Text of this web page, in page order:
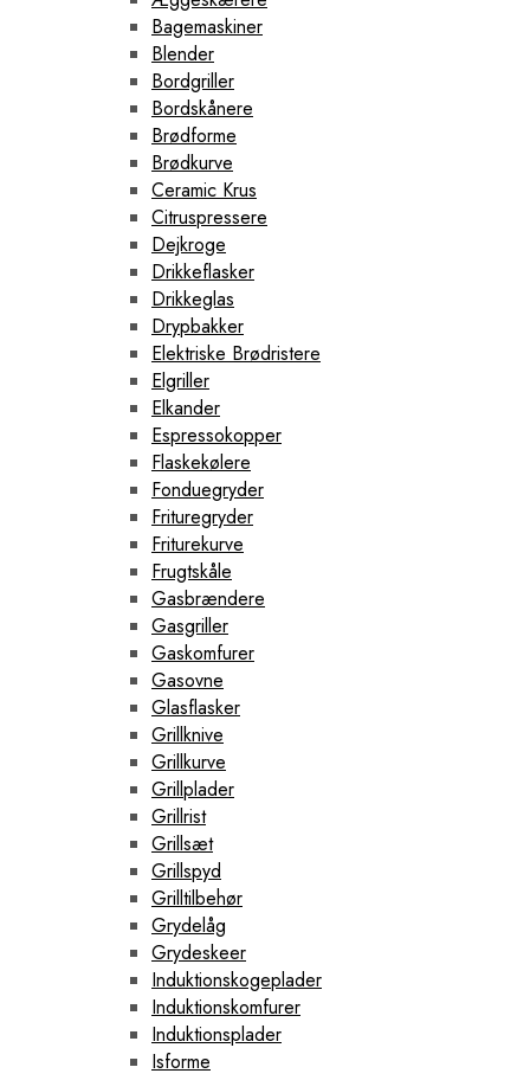
Bagemaskiner
Blender
Bordgriller
Bordskånere
Brødforme
Brødkurve
Ceramic Krus
Citruspressere
Dejkroge
Drikkeflasker
Drikkeglas
Drypbakker
Elektriske Brødristere
Elgriller
Elkander
Espressokopper
Flaskekølere
Fonduegryder
Frituregryder
Friturekurve
Frugtskåle
Gasbrændere
Gasgriller
Gaskomfurer
Gasovne
Glasflasker
Grillknive
Grillkurve
Grillplader
Grillrist
Grillsæt
Grillspyd
Grilltilbehør
Grydelåg
Grydeskeer
Induktionskogeplader
Induktionskomfurer
Induktionsplader
Isforme